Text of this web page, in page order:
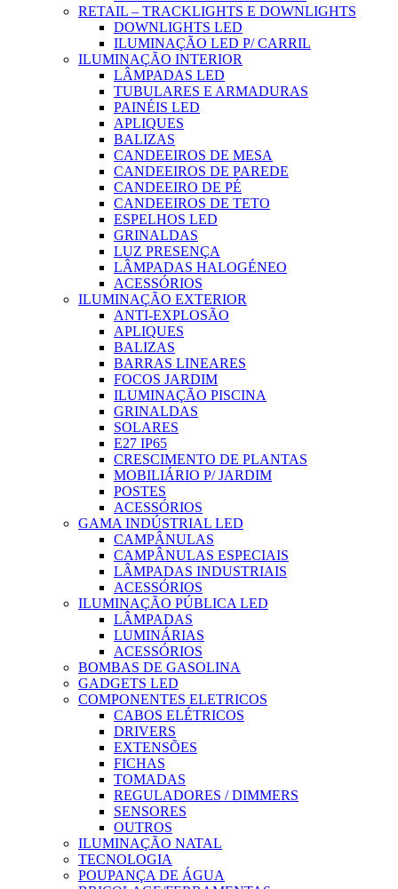
RETAIL – TRACKLIGHTS E DOWNLIGHTS
DOWNLIGHTS LED
ILUMINAÇÃO LED P/ CARRIL
ILUMINAÇÃO INTERIOR
LÂMPADAS LED
TUBULARES E ARMADURAS
PAINÉIS LED
APLIQUES
BALIZAS
CANDEEIROS DE MESA
CANDEEIROS DE PAREDE
CANDEEIRO DE PÉ
CANDEEIROS DE TETO
ESPELHOS LED
GRINALDAS
LUZ PRESENÇA
LÂMPADAS HALOGÉNEO
ACESSÓRIOS
ILUMINAÇÃO EXTERIOR
ANTI-EXPLOSÃO
APLIQUES
BALIZAS
BARRAS LINEARES
FOCOS JARDIM
ILUMINAÇÃO PISCINA
GRINALDAS
SOLARES
E27 IP65
CRESCIMENTO DE PLANTAS
MOBILIÁRIO P/ JARDIM
POSTES
ACESSÓRIOS
GAMA INDÚSTRIAL LED
CAMPÂNULAS
CAMPÂNULAS ESPECIAIS
LÂMPADAS INDUSTRIAIS
ACESSÓRIOS
ILUMINAÇÃO PÚBLICA LED
LÂMPADAS
LUMINÁRIAS
ACESSÓRIOS
BOMBAS DE GASOLINA
GADGETS LED
COMPONENTES ELETRICOS
CABOS ELÉTRICOS
DRIVERS
EXTENSÕES
FICHAS
TOMADAS
REGULADORES / DIMMERS
SENSORES
OUTROS
ILUMINAÇÃO NATAL
TECNOLOGIA
POUPANÇA DE ÁGUA